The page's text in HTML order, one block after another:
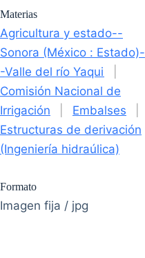
Materias
Agricultura y estado--
Sonora (México : Estado)-
-Valle del río Yaqui
Comisión Nacional de
Irrigación
Embalses
Estructuras de derivación
(Ingeniería hidraúlica)
Formato
Imagen fija / jpg